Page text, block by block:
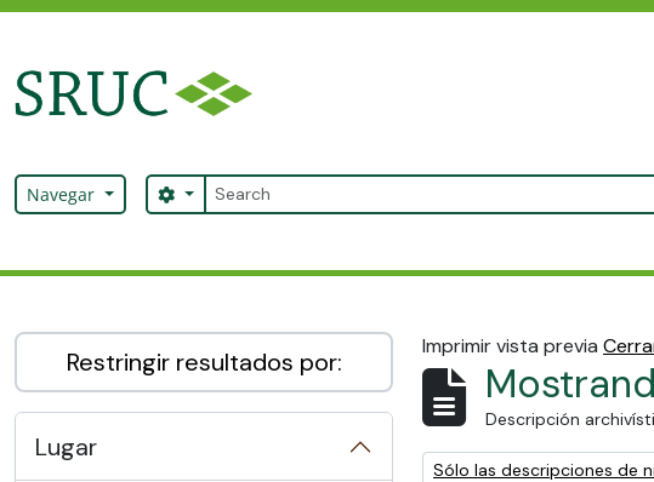
Navegar Búsqueda
Search options
Restringir resultados por:
Lugar
Imprimir vista previa
Descripción
Remove filter:
Sólo las descripciones de